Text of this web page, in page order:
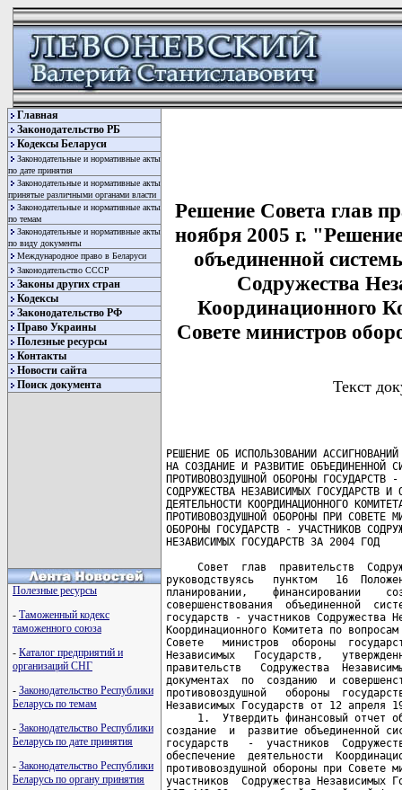
Главная
Законодательство РБ
Кодексы Беларуси
Законодательные и нормативные акты
по дате принятия
Законодательные и нормативные акты
принятые различными органами власти
Законодательные и нормативные акты
по темам
Законодательные и нормативные акты
по виду документы
Международное право в Беларуси
Законодательство СССР
Законы других стран
Кодексы
Законодательство РФ
Право Украины
Полезные ресурсы
Контакты
Новости сайта
Поиск документа
Полезные ресурсы
- Таможенный кодекс
таможенного союза
- Каталог предприятий и
организаций СНГ
- Законодательство Республики
Беларусь по темам
- Законодательство Республики
Беларусь по дате принятия
- Законодательство Республики
Беларусь по органу принятия
Решение Совета глав
ноября 2005 г.
объединенной
Содружества
Координационного
Совете министров
Текст
РЕШЕНИЕ ОБ ИСПОЛЬЗОВАНИИ АССИГНОВАНИЙ 
НА СОЗДАНИЕ И РАЗВИТИЕ ОБЪЕДИНЕННОЙ СИСТЕМЫ 
ПРОТИВОВОЗДУШНОЙ ОБОРОНЫ ГОСУДАРСТВ - УЧАСТНИКОВ 
СОДРУЖЕСТВА НЕЗАВИСИМЫХ ГОСУДАРСТВ И ОБЕСПЕЧЕНИЕ 
ДЕЯТЕЛЬНОСТИ КООРДИНАЦИОННОГО КОМИТЕТА ПО ВОПРОСАМ
ПРОТИВОВОЗДУШНОЙ ОБОРОНЫ ПРИ СОВЕТЕ МИНИСТРОВ 
ОБОРОНЫ ГОСУДАРСТВ - УЧАСТНИКОВ СОДРУЖЕСТВА 
НЕЗАВИСИМЫХ ГОСУДАРСТВ ЗА 2004 ГОД

     Совет  глав  правительств  Содружества Независимых  Государств,
руководствуясь   пунктом   16  Положения  о   ежегодном   финансовом
планировании,    финансировании    создания,    восстановления     и
совершенствования  объединенной  системы  противовоздушной   обороны
государств - участников Содружества Независимых Государств, а  также
Координационного Комитета по вопросам противовоздушной  обороны  при
Совете   министров  обороны  государств  -  участников   Содружества
Независимых   Государств,   утвержденного   Решением   Совета   глав
правительств   Содружества  Независимых  Государств  о   нормативных
документах  по  созданию  и совершенствованию  объединенной  системы
противовоздушной   обороны  государств  -   участников   Содружества
Независимых Государств от 12 апреля 1996 года, РЕШИЛ:
     1.  Утвердить финансовый отчет об использовании ассигнований на
создание  и  развитие объединенной системы противовоздушной  обороны
государств   -  участников  Содружества  Независимых  Государств   и
обеспечение  деятельности  Координационного  Комитета  по   вопросам
противовоздушной обороны при Совете министров обороны  государств  -
участников  Содружества Независимых Государств за 2004 год  в  сумме
297 442,33 тыс. рублей Российской Федерации (прилагается).
     2.  Обратить  внимание  Координационного Комитета  по  вопросам
противовоздушной обороны при Совете министров обороны  государств  -
участников   Содружества   Независимых   Государств   на   ежегодное
неосвоение ассигнований на создание и развитие объединенной  системы
противовоздушной   обороны  государств  -   участников   Содружества
Независимых  Государств  и в связи с этим возникновение  переходящих
остатков средств.
     3. Настоящее Решение вступает в силу с даты его подписания.

     Совершено  в  городе  Москве  25  ноября  2005  года  в   одном
подлинном экземпляре на русском языке. Подлинный экземпляр  хранится
в   Исполнительном  комитете  Содружества  Независимых   Государств,
который   направит   каждому  государству,  подписавшему   настоящее
Решение, его заверенную копию.
     
За Правительство                    За Правительство
Азербайджанской Республики          Республики Молдова
        ---------                         ---------

За Правительство                    За Правительство
Республики Армения                  Российской Федерации
       Подпись                            Подпись

За Правительство                    За Правительство
Республики Беларусь                 Республики Таджикистан
        Подпись                           Подпись

За Правительство                    За Правительство
Грузии                              Туркменистана
        ---------                         ---------

За Правительство                    За Правительство
Республики Казахстан                Республики Узбекистан
        Подпись                           Подпись (с особым мнением)

За Правительство                    За Правительство
Кыргызской Республики               Украины
        Подпись                           ---------
     
                                                          Приложение

                                Утвержден Решением
                                Совета глав правительств
                                Содружества Независимых Государств  
                                об использовании ассигнований на 
                                создание и развитие объединенной 
                                системы противовоздушной обороны 
                                государств - участников Содружества 
                                Независимых Государств и обеспечение 
                                деятельности Координационного 
                                Комитета по вопросам 
                                противовоздушной обороны при Совете
                                министров обороны государств -
                                участников Содружества Независимых
                                Государств за 2004 год
                                от 25 ноября 2005 года
                                  
                          ФИНАНСОВЫЙ ОТЧЕТ
  об использовании ассигнований на создание и развитие объединенной
системы противовоздушной обороны государств - участников Содружества
 Независимых Государств и обеспечение деятельности Координационного
 Комитета по вопросам противовоздушной обороны при Совете министров
 обороны государств - участников Содружества Независимых Государств
                             за 2004 год
                                  
(в тысячах рублей Российской Федерации)
---------------------T-----------T--------------------------T----------------------T-------------------------T-----------¬ 
¦   Разделы плана    ¦Остаток на ¦Сумма ассигнований, выде- ¦Фактически выделено из¦      Израсходовано      ¦Остаток на ¦
¦                    ¦ счете КК  ¦    ляемых из бюджетов    ¦       бюджетов       ¦                         ¦ счете КК  ¦
¦                    ¦  ПВО на   +------------T-------------+----------T-----------+------------T------------+  ПВО на   ¦
¦                    ¦01.01.2004 ¦Государств -¦ Российской  ¦Государств¦Российской ¦Государства-¦Со счета КК ¦01.01.2005 ¦
¦                    ¦           ¦ участников ¦  Федерации  ¦- участни-¦ Федерации ¦ми - участ- ¦    ПВО     ¦           ¦
¦                    ¦           ¦            ¦             ¦   ков    ¦           ¦ никами СНГ ¦            ¦           ¦
+--------------------+-----------+------------+-------------+----------+-----------+------------+------------+-----------+ 
¦         1          ¦     2     ¦     3      ¦      4      ¦    5     ¦     6     ¦     7      ¦     8      ¦     9     ¦
+--------------------+-----------+------------+-------------+----------+-----------+------------+------------+-----------+ 
¦ 1.  Ассигнования на¦ 26 042,96 ¦ 758 755,00 ¦  17 387,50  ¦200 417,10¦ 17 387,50 ¦ 200 417,10 ¦ 23 995,27  ¦ 19 435,19 ¦
¦     создание систем¦           ¦            ¦             ¦          ¦           ¦            ¦            ¦           ¦
¦     противовозду-  ¦           ¦            ¦             ¦          ¦           ¦            ¦            ¦           ¦
¦     шной    обороны¦           ¦            ¦             ¦          ¦           ¦            ¦            ¦           ¦
¦     (ПВО)   Грузии,¦           ¦            ¦             ¦          ¦           ¦            ¦            ¦           ¦
¦     Кыргызской  Ре-¦           ¦            ¦             ¦          ¦           ¦            ¦            ¦           ¦
¦     спублики,   Ре-¦           ¦            ¦             ¦          ¦           ¦            ¦            ¦           ¦
¦     спублики Таджи-¦           ¦            ¦             ¦          ¦           ¦            ¦            ¦           ¦
¦     кистан и на со-¦           ¦            ¦             ¦          ¦           ¦            ¦            ¦           ¦
¦     вершенствование¦           ¦            ¦             ¦          ¦           ¦            ¦            ¦           ¦
¦     систем  ПВО Ре-¦           ¦            ¦             ¦          ¦           ¦            ¦            ¦           ¦
¦     спублики  Арме-¦           ¦            ¦             ¦          ¦           ¦            ¦            ¦           ¦
¦     ния, Республики¦           ¦            ¦             ¦          ¦           ¦            ¦            ¦           ¦
¦     Беларусь,   Ре-¦           ¦            ¦             ¦          ¦           ¦            ¦            ¦           ¦
¦     спублики    Ка-¦           ¦            ¦             ¦          ¦           ¦            ¦            ¦           ¦
¦     захстан,   Рос-¦           ¦            ¦             ¦          ¦           ¦            ¦            ¦           ¦
¦     сийской Федера-¦           ¦            ¦             ¦          ¦           ¦            ¦            ¦           ¦
¦     ции, Туркменис-¦           ¦            ¦             ¦          ¦           ¦            ¦            ¦           ¦
¦     тана, Республи-¦           ¦            ¦             ¦          ¦           ¦            ¦            ¦           ¦
¦     ки Узбекистан и¦           ¦            ¦             ¦          ¦           ¦            ¦            ¦           ¦
¦     Украины,     из¦           ¦            ¦             ¦          ¦           ¦            ¦            ¦           ¦
¦     них:           ¦           ¦            ¦             ¦          ¦           ¦            ¦            ¦           ¦
+--------------------+-----------+------------+-------------+----------+-----------+------------+------------+-----------+ 
¦     Республика     ¦ 1 414,54  ¦ 13 650,00  ¦  2 350,00   ¦15 991,20 ¦ 2 350,00  ¦ 15 991,20  ¦  1 292,96  ¦ 2 471,58  ¦
¦     Армения        ¦           ¦            ¦             ¦          ¦           ¦            ¦            ¦           ¦
+--------------------+-----------+------------+-------------+----------+-----------+------------+------------+-----------+ 
¦     Республика     ¦ 4 780,08  ¦ 714 775,00 ¦  2 500,00   ¦156 547,90¦ 2 500,00  ¦ 156 547,90 ¦  2 997,45  ¦ 4 282,63  ¦
¦     Беларусь       ¦           ¦            ¦             ¦          ¦           ¦            ¦            ¦           ¦
+--------------------+-----------+------------+-------------+----------+-----------+------------+------------+-----------+ 
¦